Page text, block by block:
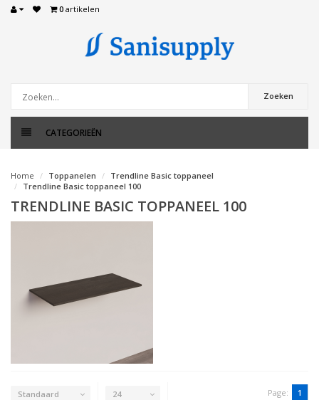
0 artikelen
Zoeken
CATEGORIEËN
Home Toppanelen
Trendline Basic toppaneel
Trendline Basic toppaneel 100
TRENDLINE BASIC TOPPANEEL 100
Standaard 24 Page: 1